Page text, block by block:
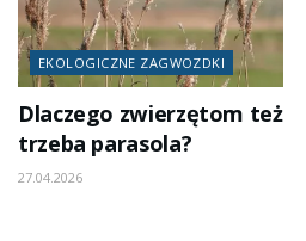
EKOLOGICZNE ZAGWOZDKI
Dlaczego zwierzętom też
trzeba parasola?
27.04.2026